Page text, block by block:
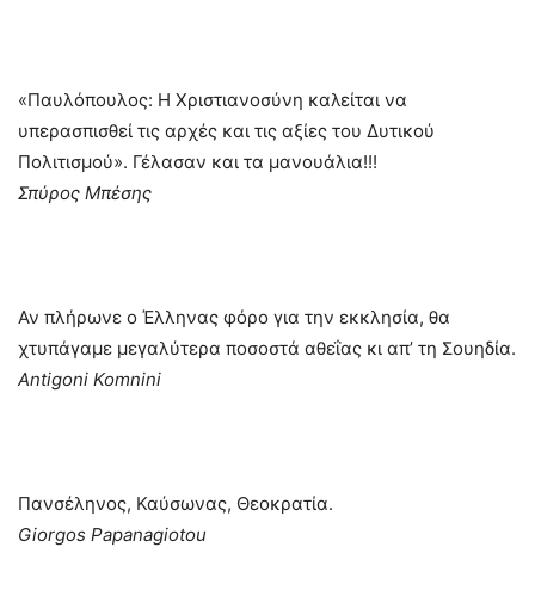
«Παυλόπουλος: Η Χριστιανοσύνη καλείται να
υπερασπισθεί τις αρχές και τις αξίες του Δυτικού
Πολιτισμού». Γέλασαν και τα μανουάλια!!!
Σπύρος Μπέσης
Αν πλήρωνε ο Έλληνας φόρο για την εκκλησία, θα
χτυπάγαμε μεγαλύτερα ποσοστά αθεΐας κι απ’ τη Σουηδία.
Antigoni Komnini
Πανσέληνος, Καύσωνας, Θεοκρατία.
Giorgos Papanagiotou